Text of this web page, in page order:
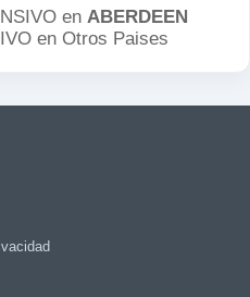
en ABERDEEN
en Otros Paises